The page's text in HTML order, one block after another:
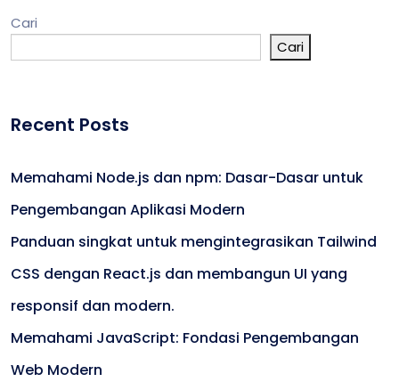
Cari
Cari
Recent Posts
Memahami Node.js dan npm: Dasar-Dasar untuk
Pengembangan Aplikasi Modern
Panduan singkat untuk mengintegrasikan Tailwind
CSS dengan React.js dan membangun UI yang
responsif dan modern.
Memahami JavaScript: Fondasi Pengembangan
Web Modern